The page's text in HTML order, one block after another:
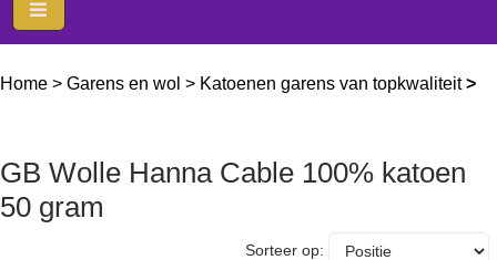
Home > Garens en wol > Katoenen garens van topkwaliteit>
GB Wolle Hanna Cable 100% katoen
50 gram
Sorteer op: